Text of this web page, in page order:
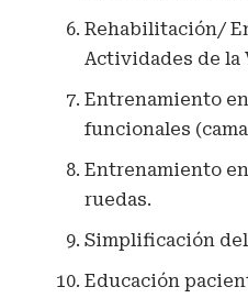
Rehabilitación/
Actividades de la
Entrenamiento
funcionales
Entrenamiento
ruedas.
Simplificación
Educación